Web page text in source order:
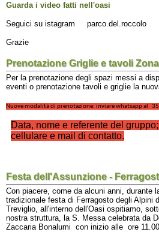
Guarda i video fatti nell'oasi
Seguici su istagram parco.del.roccolo
Grazie
Prenotazione Griglie e tavoli
Per la prenotazione degli spazi messi a
eventi o prenotazione tavoli e griglie la
Nuove modalità di prenotazione: inviare whatsapp al
Data, nome e referente del
cellulare e mail di contatto.
Festa dell'Assunzione -
Con piacere, come da alcuni anni, durante
tradizionale festa di Ferragosto degli Alpini
Treviglio, all'interno dell'Oasi ospitiamo,
nostra struttura, la S. Messa celebrata da
Zaccaria Bonalumi con inizio alle ore 11.00